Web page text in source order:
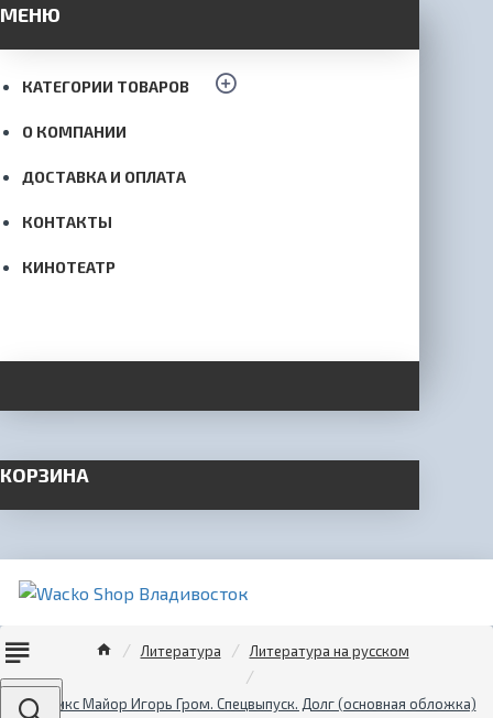
МЕНЮ
КАТЕГОРИИ ТОВАРОВ
О КОМПАНИИ
ДОСТАВКА И ОПЛАТА
КОНТАКТЫ
КИНОТЕАТР
КОРЗИНА
Menu
Литература Литература на русском
Комикс Майор Игорь Гром. Спецвыпуск. Долг (основная обложка)